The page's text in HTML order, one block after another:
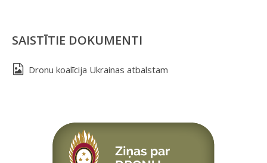
SAISTĪTIE DOKUMENTI
Dronu koalīcija Ukrainas atbalstam